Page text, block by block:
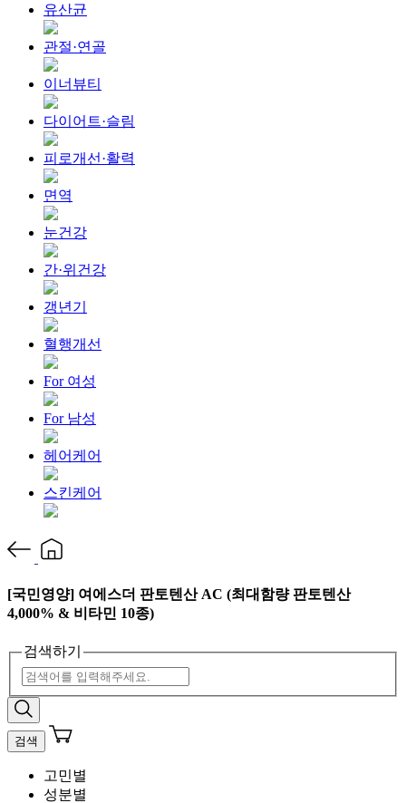
유산균
관절·연골
이너뷰티
다이어트·슬림
피로개선·활력
면역
눈건강
간·위건강
갱년기
혈행개선
For 여성
For 남성
헤어케어
스킨케어
[국민영양] 여에스더 판토텐산 AC (최대함량 판토텐산
4,000% & 비타민 10종)
검색하기
검색
고민별
성분별